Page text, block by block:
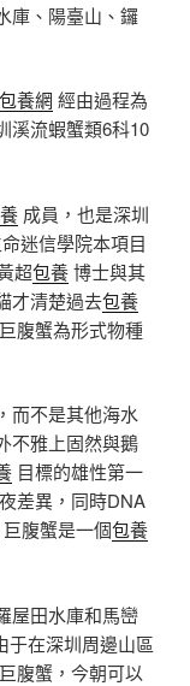
庫、陽臺山、鑼
包養網 經由過程為
溪流蝦蟹類6科10
成員，也是深圳
迷信學院本項目
超包養博士與其
才清楚過去包養
腹蟹為形式物種
而不是其他海水
不雅上固然與鵝
目標的雄性第一
差異，同時DNA
巨腹蟹是一個包養
屋田水庫和馬巒
于在深圳周邊山區
腹蟹，今朝可以